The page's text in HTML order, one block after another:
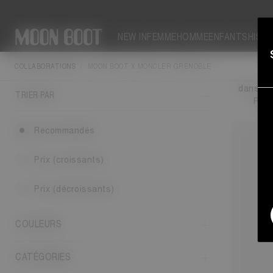
NEW INFEMMEHOMMEENFANTS
COLLABORATIONS
TRIER PAR
Recommandés
Prix (croissants)
Prix (décroissants)
COULEURS
CATÉGORIES
dans